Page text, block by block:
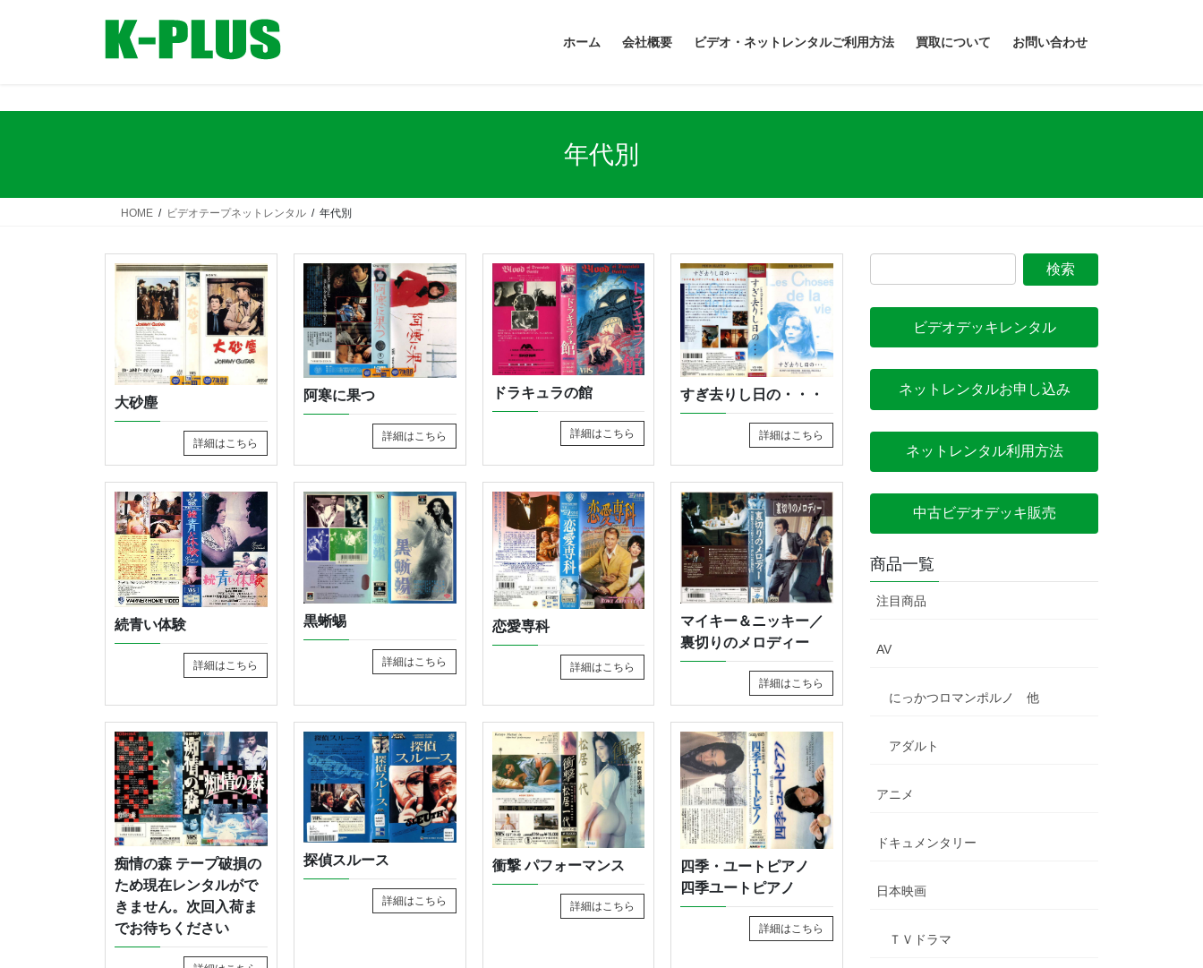
プ
動
ホーム 会社概要 ビデオ・ネットレンタルご利用方法 買取について お問い合わせ
年代別
HOME ビデオテープネットレンタル 年代別
大砂塵
詳細はこちら
阿寒に果つ
詳細はこちら
ドラキュラの館
詳細はこちら
すぎ去りし日の・・・
詳細はこちら
続青い体験
詳細はこちら
黒蜥蜴
詳細はこちら
恋愛専科
詳細はこちら
マイキー＆ニッキー／
裏切りのメロディー
詳細はこちら
痴情の森 テープ破損の
ため現在レンタルがで
きません。次回入荷ま
でお待ちください
探偵スルース
詳細はこちら
衝撃 パフォーマンス
詳細はこちら
四季・ユートピアノ
四季ユートピアノ
詳細はこちら
ビデオデッキレンタル
ネットレンタルお申し込み
ネットレンタル利用方法
中古ビデオデッキ販売
商品一覧
注目商品
AV
にっかつロマンポルノ 他
アダルト
アニメ
ドキュメンタリー
日本映画
ＴＶドラマ